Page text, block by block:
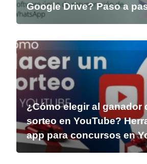
Google Drive? Paso a
¿Cómo elegir al ganador
sorteo en YouTube?
app para concursos en